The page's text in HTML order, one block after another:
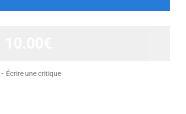
- Écrire une critique